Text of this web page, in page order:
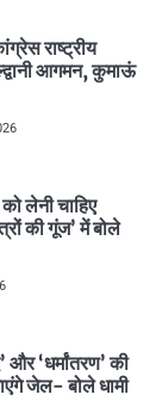
राष्ट्रीय
आगमन, कुमाऊं
लेनी चाहिए
की गूंज’ में बोले
और ‘धर्मांतरण’ की
जेल- बोले धामी